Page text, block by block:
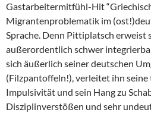
Gastarbeitermitfühl-Hit
Migrantenproblematik im
Sprache. Denn Pittiplatsch erweist
außerordentlich schwer
sich äußerlich seiner deutschen
(Filzpantoffeln!), verleitet ihn
Impulsivität und sein Hang zu
Disziplinverstößen und sehr